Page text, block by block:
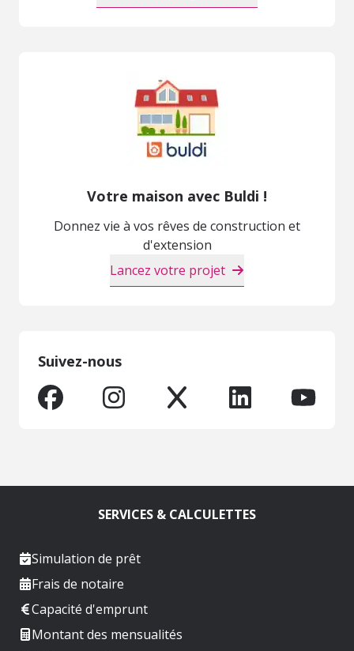
Votre maison avec Buldi !
Donnez vie à vos rêves de construction et
d'extension
Lancez votre projet
Suivez-nous
SERVICES & CALCULETTES
Simulation de prêt
Frais de notaire
Capacité d'emprunt
Montant des mensualités